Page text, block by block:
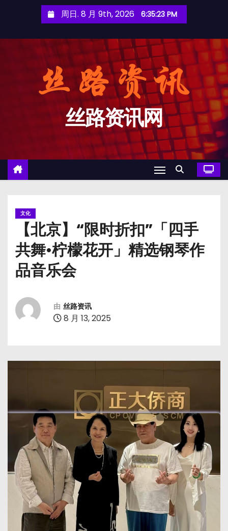
周日. 8 月 9th, 2026 6:35:23 PM
丝路资讯网
文化
【北京】“限时折扣”「四手
共舞•柠檬花开」精选钢琴作
品音乐会
由 丝路资讯
8 月 13, 2025